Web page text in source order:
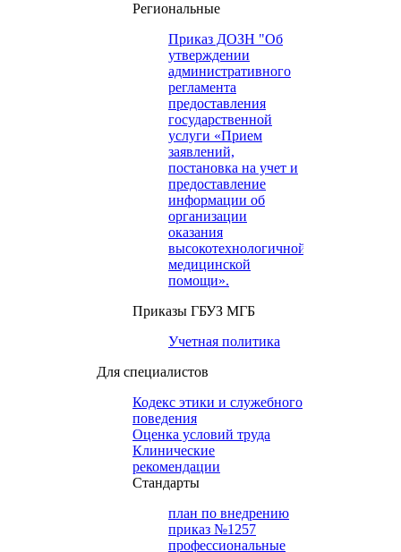
Региональные
Приказ ДОЗН "Об
утверждении
административного
регламента
предоставления
государственной
услуги «Прием
заявлений,
постановка на учет и
предоставление
информации об
организации
оказания
высокотехнологичной
медицинской
помощи».
Приказы ГБУЗ МГБ
Учетная политика
Для специалистов
Кодекс этики и служебного
поведения
Оценка условий труда
Клинические
рекомендации
Cтандарты
план по внедрению
приказ №1257
профессиональные